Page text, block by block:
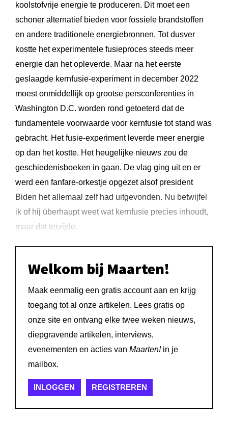
koolstofvrije energie te produceren. Dit moet een
schoner alternatief bieden voor fossiele brandstoffen
en andere traditionele energiebronnen. Tot dusver
kostte het experimentele fusieproces steeds meer
energie dan het opleverde. Maar na het eerste
geslaagde kernfusie-experiment in december 2022
moest onmiddellijk op grootse persconferenties in
Washington D.C. worden rond getoeterd dat de
fundamentele voorwaarde voor kernfusie tot stand was
gebracht. Het fusie-experiment leverde meer energie
op dan het kostte. Het heugelijke nieuws zou de
geschiedenisboeken in gaan. De vlag ging uit en er
werd een fanfare-orkestje opgezet alsof president
Biden het allemaal zelf had uitgevonden. Nu betwijfel
ik of hij überhaupt weet wat kernfusie precies inhoudt,
maar dat terzijde.
Welkom bij Maarten!
Maak eenmalig een gratis account aan en krijg
toegang tot al onze artikelen. Lees gratis op
onze site en ontvang elke twee weken nieuws,
diepgravende artikelen, interviews,
evenementen en acties van Maarten!in je
mailbox.
INLOGGEN REGISTREREN